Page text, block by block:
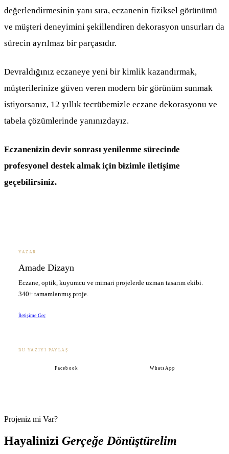
değerlendirmesinin yanı sıra, eczanenin fiziksel görünümü
ve müşteri deneyimini şekillendiren dekorasyon unsurları da
sürecin ayrılmaz bir parçasıdır.
Devraldığınız eczaneye yeni bir kimlik kazandırmak,
müşterilerinize güven veren modern bir görünüm sunmak
istiyorsanız, 12 yıllık tecrübemizle eczane dekorasyonu ve
tabela çözümlerinde yanınızdayız.
Eczanenizin devir sonrası yenilenme sürecinde
profesyonel destek almak için bizimle iletişime
geçebilirsiniz.
YAZAR
Amade Dizayn
Eczane, optik, kuyumcu ve mimari projelerde uzman tasarım ekibi.
340+ tamamlanmış proje.
İletişime Geç
BU YAZIYI PAYLAŞ
Facebook WhatsApp
Projeniz mi Var?
Hayalinizi Gerçeğe Dönüştürelim